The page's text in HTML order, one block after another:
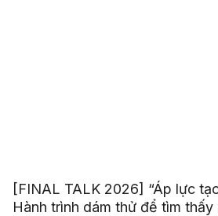
[FINAL TALK 2026] “Áp lực
Hành trình dám thử để tìm thấy